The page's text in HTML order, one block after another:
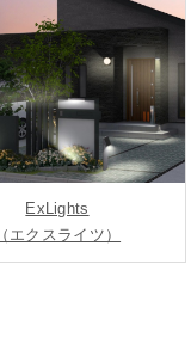
ExLights
（エクスライツ）